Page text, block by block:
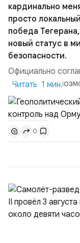
кардинально
просто
победа
новый статус в
безопасности.
Официально
пункты — это
скорее всего
тезисы и
доли контроля
контролировали
50/50. Стало:
Читать 1 мин.
0